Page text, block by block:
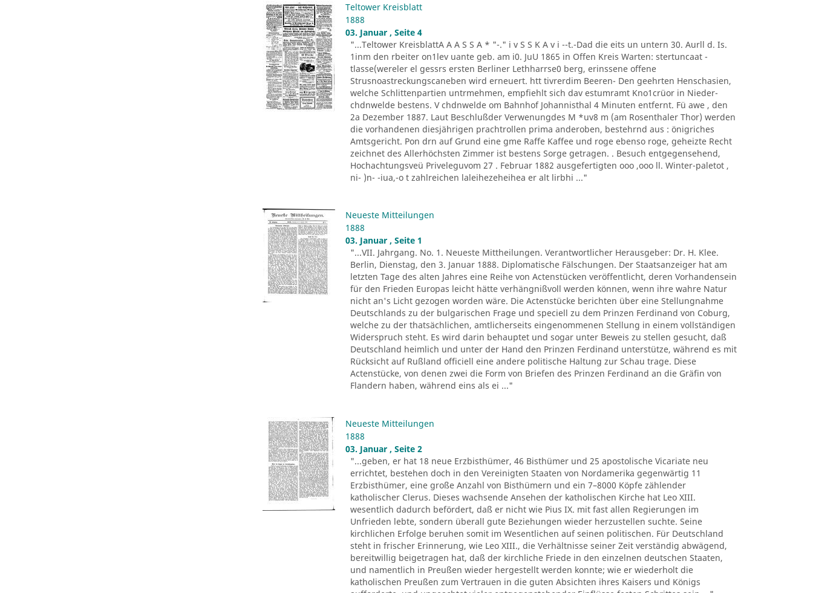
Teltower Kreisblatt
1888
03. Januar , Seite 4
"...Teltower KreisblattA A A S S A * "-." i v S S K A v i --t.-Dad die eits un untern 30. Aurll d. Is.
1inm den rbeiter on1lev uante geb. am i0. JuU 1865 in Offen Kreis Warten: stertuncaat -
tlasse(wereler el gessrs ersten Berliner Lethharrse0 berg, erinssene offene
Strusnoastreckungscaneben wird erneuert. htt tivrerdim Beeren- Den geehrten Henschasien,
welche Schlittenpartien untrmehmen, empfiehlt sich dav estumramt Kno1crüor in Nieder-
chdnwelde bestens. V chdnwelde om Bahnhof Johannisthal 4 Minuten entfernt. Fü awe , den
2a Dezember 1887. Laut Beschlußder Verwenungdes M *uv8 m (am Rosenthaler Thor) werden
die vorhandenen diesjährigen prachtrollen prima anderoben, bestehrnd aus : önigriches
Amtsgericht. Pon drn auf Grund eine gme Raffe Kaffee und roge ebenso roge, geheizte Recht
zeichnet des Allerhöchsten Zimmer ist bestens Sorge getragen. . Besuch entgegensehend,
Hochachtungsveü Priveleguvom 27 . Februar 1882 ausgefertigten ooo ,ooo ll. Winter-paletot ,
ni- )n- -iua,-o t zahlreichen laleihezeheihea er alt lirbhi ..."
Neueste Mitteilungen
1888
03. Januar , Seite 1
"...VII. Jahrgang. No. 1. Neueste Mittheilungen. Verantwortlicher Herausgeber: Dr. H. Klee.
Berlin, Dienstag, den 3. Januar 1888. Diplomatische Fälschungen. Der Staatsanzeiger hat am
letzten Tage des alten Jahres eine Reihe von Actenstücken veröffentlicht, deren Vorhandensein
für den Frieden Europas leicht hätte verhängnißvoll werden können, wenn ihre wahre Natur
nicht an's Licht gezogen worden wäre. Die Actenstücke berichten über eine Stellungnahme
Deutschlands zu der bulgarischen Frage und speciell zu dem Prinzen Ferdinand von Coburg,
welche zu der thatsächlichen, amtlicherseits eingenommenen Stellung in einem vollständigen
Widerspruch steht. Es wird darin behauptet und sogar unter Beweis zu stellen gesucht, daß
Deutschland heimlich und unter der Hand den Prinzen Ferdinand unterstütze, während es mit
Rücksicht auf Rußland officiell eine andere politische Haltung zur Schau trage. Diese
Actenstücke, von denen zwei die Form von Briefen des Prinzen Ferdinand an die Gräfin von
Flandern haben, während eins als ei ..."
Neueste Mitteilungen
1888
03. Januar , Seite 2
"...geben, er hat 18 neue Erzbisthümer, 46 Bisthümer und 25 apostolische Vicariate neu
errichtet, bestehen doch in den Vereinigten Staaten von Nordamerika gegenwärtig 11
Erzbisthümer, eine große Anzahl von Bisthümern und ein 7–8000 Köpfe zählender
katholischer Clerus. Dieses wachsende Ansehen der katholischen Kirche hat Leo XIII.
wesentlich dadurch befördert, daß er nicht wie Pius IX. mit fast allen Regierungen im
Unfrieden lebte, sondern überall gute Beziehungen wieder herzustellen suchte. Seine
kirchlichen Erfolge beruhen somit im Wesentlichen auf seinen politischen. Für Deutschland
steht in frischer Erinnerung, wie Leo XIII., die Verhältnisse seiner Zeit verständig abwägend,
bereitwillig beigetragen hat, daß der kirchliche Friede in den einzelnen deutschen Staaten,
und namentlich in Preußen wieder hergestellt werden konnte; wie er wiederholt die
katholischen Preußen zum Vertrauen in die guten Absichten ihres Kaisers und Königs